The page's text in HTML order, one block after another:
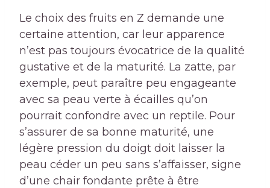
Le choix des fruits en Z demande une
certaine attention, car leur apparence
n’est pas toujours évocatrice de la qualité
gustative et de la maturité. La zatte, par
exemple, peut paraître peu engageante
avec sa peau verte à écailles qu’on
pourrait confondre avec un reptile. Pour
s’assurer de sa bonne maturité, une
légère pression du doigt doit laisser la
peau céder un peu sans s’affaisser, signe
d’une chair fondante prête à être